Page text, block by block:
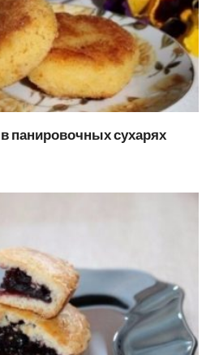
панировочных сухарях